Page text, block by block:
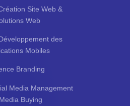
Site Web &
Web
des
Mobiles
Branding
Media Management
Buying